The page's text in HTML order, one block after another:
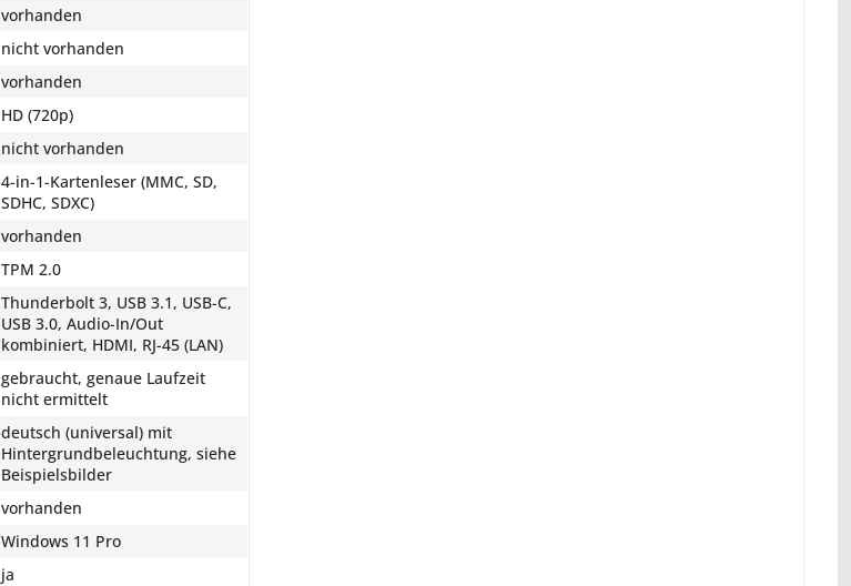
vorhanden
nicht vorhanden
vorhanden
HD (720p)
nicht vorhanden
4-in-1-Kartenleser (MMC, SD,
SDHC, SDXC)
vorhanden
TPM 2.0
Thunderbolt 3, USB 3.1, USB-C,
USB 3.0, Audio-In/Out
kombiniert, HDMI, RJ-45 (LAN)
gebraucht, genaue Laufzeit
nicht ermittelt
deutsch (universal) mit
Hintergrundbeleuchtung, siehe
Beispielsbilder
vorhanden
Windows 11 Pro
ja